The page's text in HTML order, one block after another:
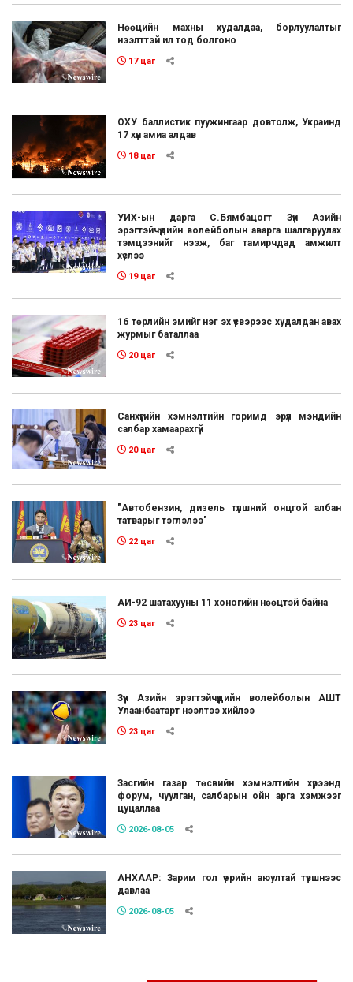
Нөөцийн махны худалдаа, борлуулалтыг
нээлттэй ил тод болгоно
17 цаг
ОХУ баллистик пуужингаар довтолж, Украинд
17 хүн амиа алдав
18 цаг
УИХ-ын дарга С.Бямбацогт Зүүн Азийн
эрэгтэйчүүдийн волейболын аварга шалгаруулах
тэмцээнийг нээж, баг тамирчдад амжилт
хүслээ
19 цаг
16 төрлийн эмийг нэг эх үүсвэрээс худалдан авах
журмыг баталлаа
20 цаг
Санхүүгийн хэмнэлтийн горимд эрүүл мэндийн
салбар хамаарахгүй
20 цаг
"Автобензин, дизель түлшний онцгой албан
татварыг тэглэлээ"
22 цаг
АИ-92 шатахууны 11 хоногийн нөөцтэй байна
23 цаг
Зүүн Азийн эрэгтэйчүүдийн волейболын АШТ
Улаанбаатарт нээлтээ хийлээ
23 цаг
Засгийн газар төсвийн хэмнэлтийн хүрээнд
форум, чуулган, салбарын ойн арга хэмжээг
цуцаллаа
2026-08-05
АНХААР: Зарим гол үерийн аюултай түвшнээс
давлаа
2026-08-05